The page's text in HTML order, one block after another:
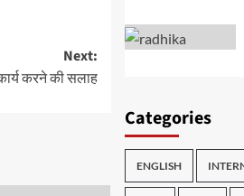
Next:
करने की सलाह
Categories
ENGLISH